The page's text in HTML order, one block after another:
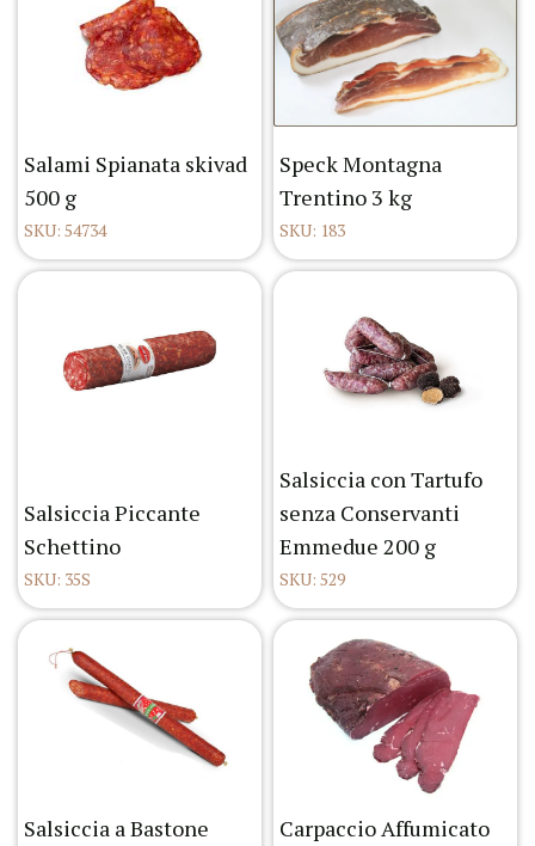
Salami Spianata skivad
500 g
SKU: 54734
Speck Montagna
Trentino 3 kg
SKU: 183
Salsiccia Piccante
Schettino
SKU: 35S
Salsiccia con Tartufo
senza Conservanti
Emmedue 200 g
SKU: 529
Salsiccia a Bastone
Carpaccio Affumicato